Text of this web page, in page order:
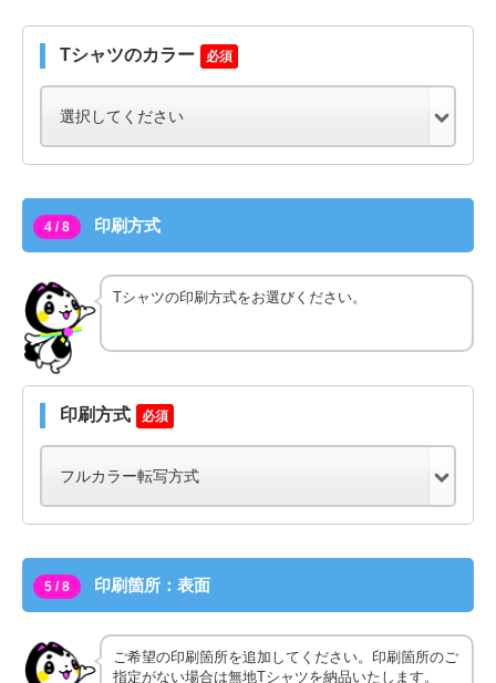
Tシャツのカラー 必須
4 / 8 印刷方式
Tシャツの印刷方式をお選びください。
印刷方式 必須
5 / 8 印刷箇所：表面
ご希望の印刷箇所を追加してください。印刷箇所のご
指定がない場合は無地Tシャツを納品いたします。